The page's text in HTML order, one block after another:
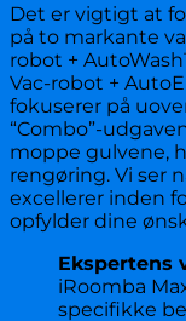
Det er vigtigt at
på to markante
robot +
Vac-robot +
fokuserer på
“Combo”-
moppe gulvene,
rengøring. Vi ser
excellerer inden
opfylder dine
Ekspertens
iRoomba
specifikke